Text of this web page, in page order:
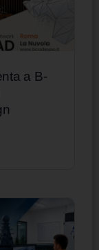
a B-